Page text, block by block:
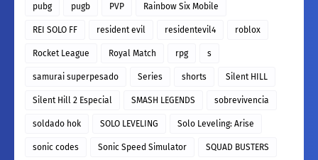
pubg pugb PVP Rainbow Six Mobile
REI SOLO FF resident evil residentevil4 roblox
Rocket League Royal Match rpg s
samurai superpesado Series shorts Silent HILL
Silent Hill 2 Especial SMASH LEGENDS sobrevivencia
soldado hok SOLO LEVELING Solo Leveling: Arise
sonic codes Sonic Speed Simulator SQUAD BUSTERS